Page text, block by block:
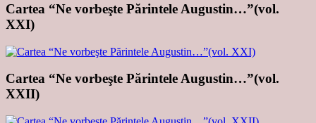
Cartea “Ne vorbeşte Părintele Augustin…”(vol.
XXI)
Cartea “Ne vorbeşte Părintele Augustin…”(vol.
XXII)